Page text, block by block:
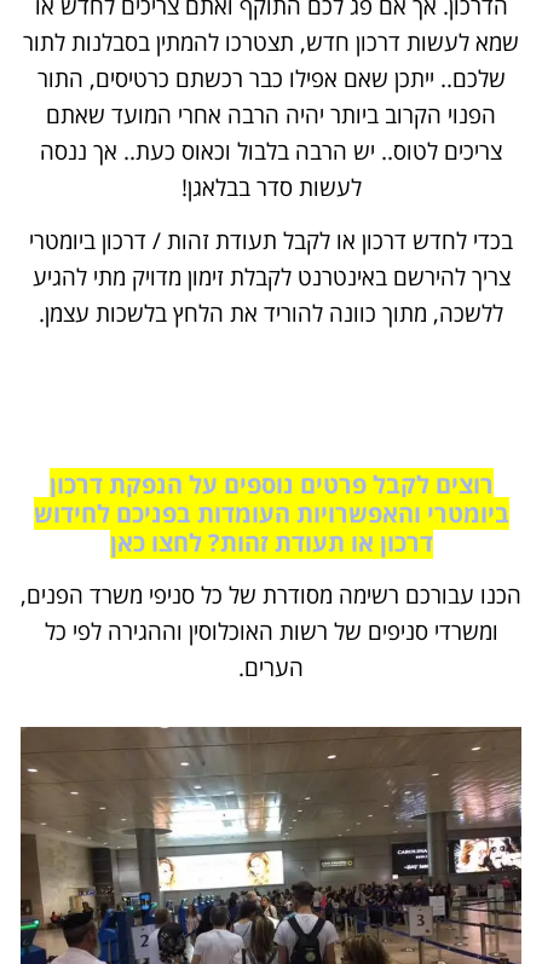
שמא לעשות דרכון חדש, תצטרכו להמתין בסבלנות לתור
שלכם.. ייתכן שאם אפילו כבר רכשתם כרטיסים, התור
הפנוי הקרוב ביותר יהיה הרבה אחרי המועד שאתם
צריכים לטוס.. יש הרבה בלבול וכאוס כעת.. אך ננסה
לעשות סדר בבלאגן!
בכדי לחדש דרכון או לקבל תעודת זהות / דרכון ביומטרי
צריך להירשם באינטרנט לקבלת זימון מדויק מתי להגיע
ללשכה, מתוך כוונה להוריד את הלחץ בלשכות עצמן.
רוצים לקבל פרטים נוספים על הנפקת דרכון
ביומטרי והאפשרויות העומדות בפניכם לחידוש
דרכון או תעודת זהות? לחצו כאן
הכנו עבורכם רשימה מסודרת של כל סניפי משרד הפנים,
ומשרדי סניפים של רשות האוכלוסין וההגירה לפי כל
הערים.